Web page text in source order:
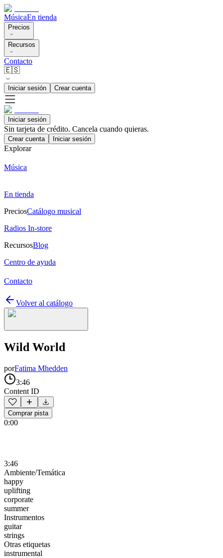
MúsicaEn tienda
Precios
Recursos
Contacto
🇪🇸
Iniciar sesión Crear cuenta
Iniciar sesión
Sin tarjeta de crédito. Cancela cuando quieras.
Crear cuenta Iniciar sesión
Explorar
Música
En tienda
PreciosCatálogo musical
Radios In-store
RecursosBlog
Centro de ayuda
Contacto
Volver al catálogo
Wild World
porFatima Mhedden
3:46
Content ID
Comprar pista
0:00
3:46
Ambiente/Temática
happy
uplifting
corporate
summer
Instrumentos
guitar
strings
Otras etiquetas
instrumental